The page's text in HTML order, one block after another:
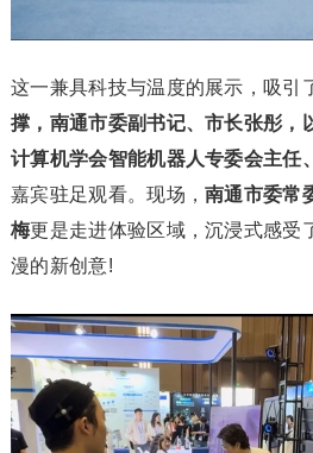
这一兼具科技与温度的展示，吸引
撑，南通市委副书记、市长张彤，
计算机学会智能机器人专委会主任
嘉宾驻足观看。现场，南通市委常
梅更是走进体验区域，沉浸式感受
漫的新创意!